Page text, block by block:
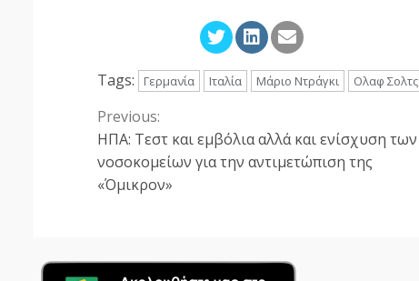
Tags: Γερμανία Ιταλία Μάριο Ντράγκι Ολαφ Σολτς
Continue
Reading
Previous:
ΗΠΑ: Τεστ και εμβόλια αλλά και ενίσχυση των
νοσοκομείων για την αντιμετώπιση της
«Όμικρον»